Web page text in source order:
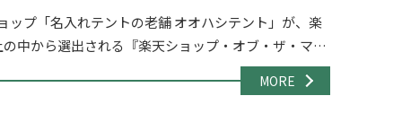
ップ「名入れテントの老舗 オオハシテント」が、楽
中から選出される『楽天ショップ・オブ・ザ・マン
アウトドア・レジャー」部門を受賞 […]
MORE